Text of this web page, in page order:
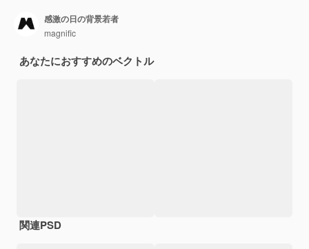
感激の日の背景若者
magnific
あなたにおすすめのベクトル
関連PSD